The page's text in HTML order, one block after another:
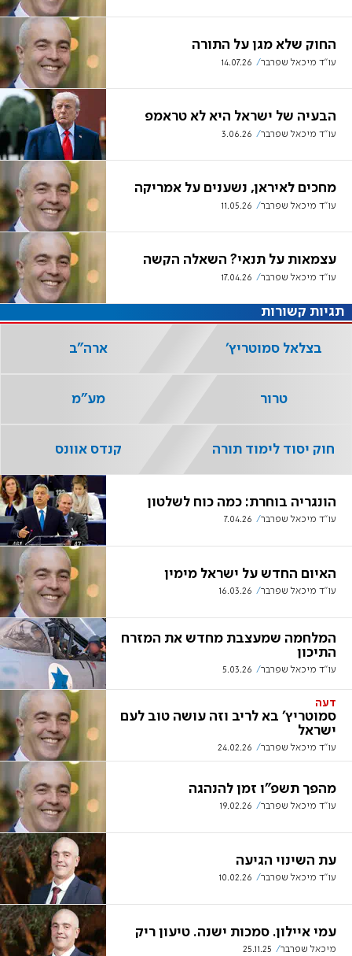
החוק שלא מגן על התורה
עו"ד מיכאל שפרבר 14.07.26
הבעיה של ישראל היא לא טראמפ
עו"ד מיכאל שפרבר 3.06.26
מחכים לאיראן, נשענים על אמריקה
עו"ד מיכאל שפרבר 11.05.26
עצמאות על תנאי? השאלה הקשה
עו"ד מיכאל שפרבר 17.04.26
הונגריה בוחרת: כמה כוח לשלטון
עו"ד מיכאל שפרבר 7.04.26
האיום החדש על ישראל מימין
עו"ד מיכאל שפרבר 16.03.26
המלחמה שמעצבת מחדש את המזרח
התיכון
עו"ד מיכאל שפרבר 5.03.26
דעה
סמוטריץ' בא לריב וזה עושה טוב לעם
ישראל
עו"ד מיכאל שפרבר 24.02.26
מהפך תשפ"ו זמן להנהגה
עו"ד מיכאל שפרבר 19.02.26
עת השינוי הגיעה
עו"ד מיכאל שפרבר 10.02.26
עמי איילון. סמכות ישנה. טיעון ריק
מיכאל שפרבר 25.11.25
תגיות קשורות
בצלאל סמוטריץ' ארה"ב
טרור מע"מ
חוק יסוד לימוד תורה קנדס אוונס